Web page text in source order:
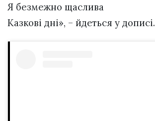
Я безмежно щаслива
Казкові дні», – йдеться у дописі.